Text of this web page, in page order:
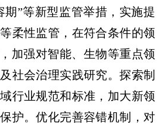
期”等新型监管举措，实施提
柔性监管，在符合条件的领
加强对智能、生物等重点领
社会治理实践研究。探索制
行业规范和标准，加大新领
护。优化完善容错机制，对